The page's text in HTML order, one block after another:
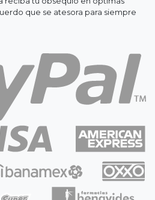
que se atesora para siempre